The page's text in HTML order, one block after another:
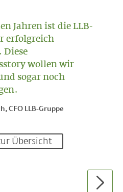
Jahren ist die LLB-
erfolgreich
Diese
wollen wir
sogar noch
CFO LLB-Gruppe
Übersicht